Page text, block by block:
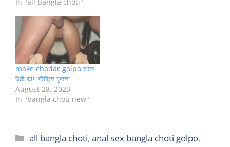
make chodar golpo মাকে
উল্টে ডগি স্টাইলে চুদলো
August 28, 2023
In "bangla choti new"
Categories
all bangla choti,anal sex bangla choti golpo,